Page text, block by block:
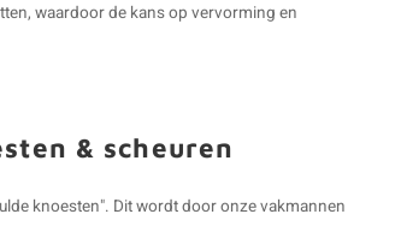
waardoor de kans op vervorming en
& scheuren
knoesten". Dit wordt door onze vakmannen